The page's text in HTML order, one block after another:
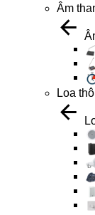
Âm
Loa